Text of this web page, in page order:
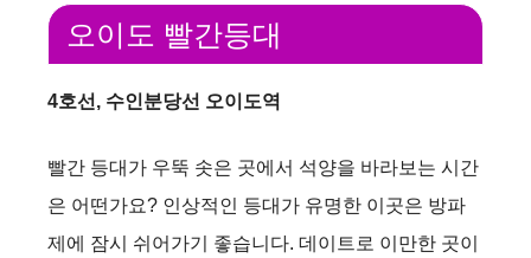
오이도 빨간등대
4호선, 수인분당선 오이도역
빨간 등대가 우뚝 솟은 곳에서 석양을 바라보는 시간
은 어떤가요? 인상적인 등대가 유명한 이곳은 방파
제에 잠시 쉬어가기 좋습니다. 데이트로 이만한 곳이